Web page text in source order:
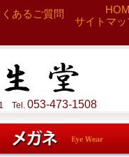
あるご質問
サイトマッ
Tel. 053-473-1508